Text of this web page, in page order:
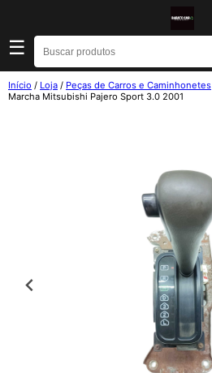
☰
Início / Loja / Peças de Carros e Caminhonetes
Marcha Mitsubishi Pajero Sport 3.0 2001